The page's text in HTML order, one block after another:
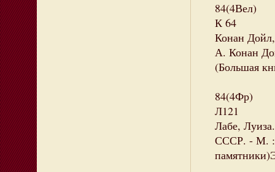
84(4Вел)
К 64
Конан
А. Конан
(Большая
84(4Фр)
Л121
Лабе,
СССР. - М. :